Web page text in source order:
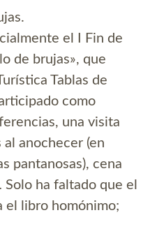
el I Fin de
de brujas», que
Tablas de
como
una visita
al anochecer (en
pantanosas), cena
ha faltado que el
el libro homónimo;